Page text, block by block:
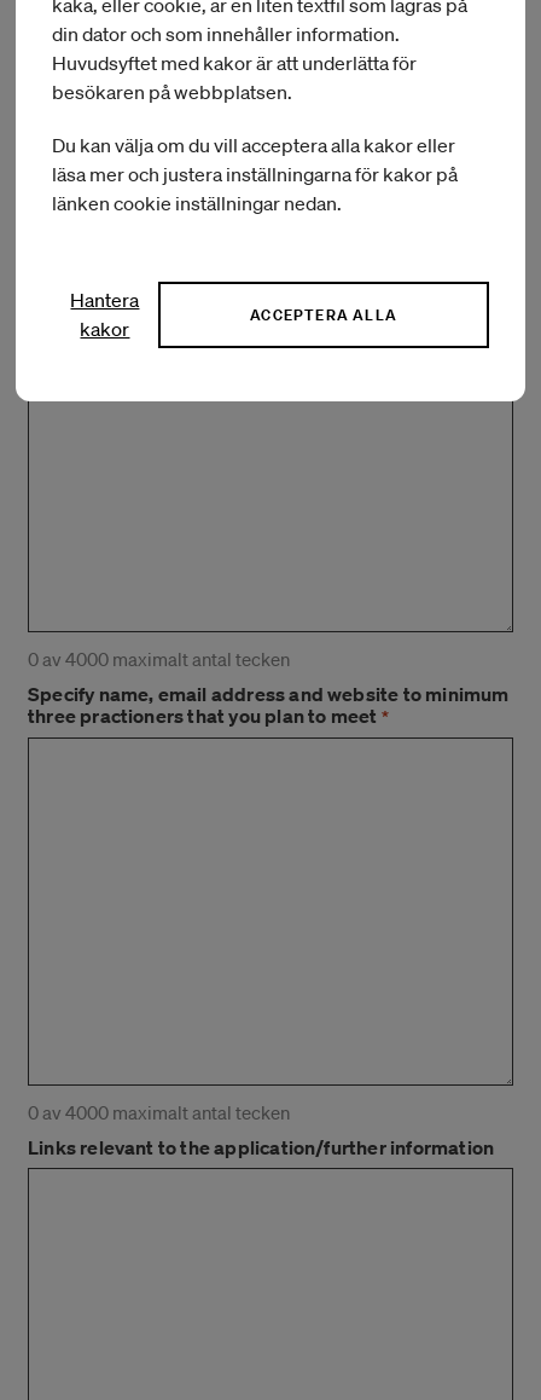
0 av 4000 maximalt antal tecken
0 av 4000 maximalt antal tecken
Specify name, email address and website to minimum
three practioners that you plan to meet *
0 av 4000 maximalt antal tecken
Links relevant to the application/further information
din dator och som innehåller information.
Huvudsyftet med kakor är att underlätta för
besökaren på webbplatsen.
Du kan välja om du vill acceptera alla kakor eller
läsa mer och justera inställningarna för kakor på
länken cookie inställningar nedan.
Hantera
kakor
ACCEPTERA ALLA